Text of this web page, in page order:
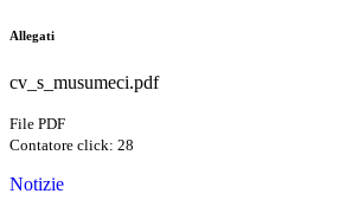
Allegati
cv_s_musumeci.pdf
File PDF
Contatore click: 28
Notizie